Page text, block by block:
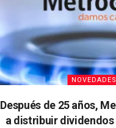
NOVEDADES
Después de 25 años,
a distribuir